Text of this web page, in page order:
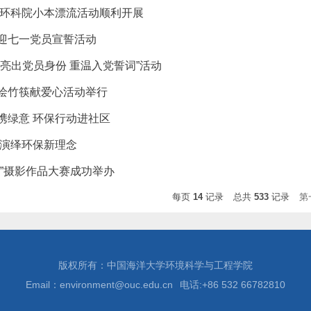
科院小本漂流活动顺利开展
七一党员宣誓活动
出党员身份 重温入党誓词”活动
竹筷献爱心活动举行
绿意 环保行动进社区
绎环保新理念
摄影作品大赛成功举办
每页 14记录 总共 533 记录 第
版权所有：中国海洋大学环境科学与工程学院
Email：environment@ouc.edu.cn
电话:+86 532 66782810